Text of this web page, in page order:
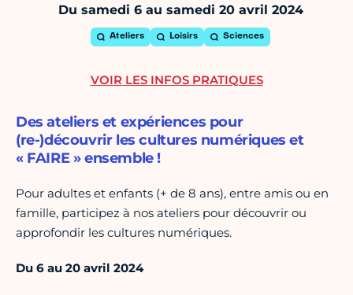
Du samedi 6 au samedi 20 avril 2024
Ateliers Loisirs Sciences
Des ateliers et expériences pour
(re-)découvrir les cultures numériques et
« FAIRE » ensemble !
Pour adultes et enfants (+ de 8 ans), entre amis ou en
famille, participez à nos ateliers pour découvrir ou
approfondir les cultures numériques.
Du 6 au 20 avril 2024
VOIR LES INFOS PRATIQUES